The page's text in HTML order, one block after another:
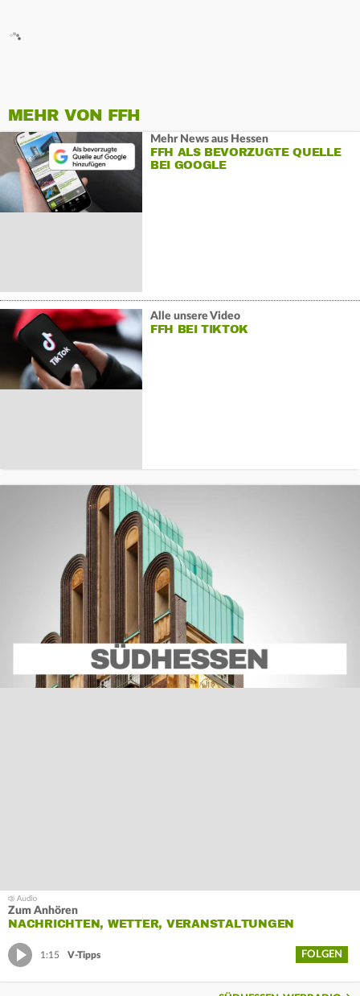
MEHR VON FFH
Mehr News aus Hessen
FFH ALS BEVORZUGTE QUELLE
BEI GOOGLE
Alle unsere Video
FFH BEI TIKTOK
Zum Anhören
NACHRICHTEN, WETTER, VERANSTALTUNGEN
1:15 V-Tipps FOLGEN